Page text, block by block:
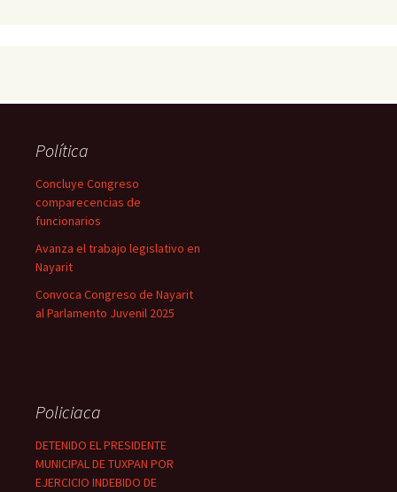
Política
Concluye Congreso
comparecencias de
funcionarios
Avanza el trabajo legislativo en
Nayarit
Convoca Congreso de Nayarit
al Parlamento Juvenil 2025
Policiaca
DETENIDO EL PRESIDENTE
MUNICIPAL DE TUXPAN POR
EJERCICIO INDEBIDO DE